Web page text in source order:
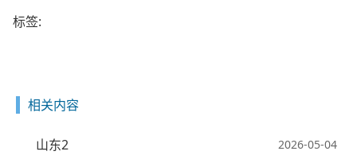
标签:
相关内容
山东2 2026-05-04